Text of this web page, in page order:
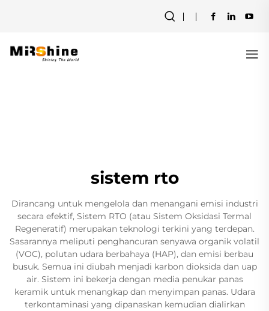
sistem rto
Dirancang untuk mengelola dan menangani emisi industri
secara efektif, Sistem RTO (atau Sistem Oksidasi Termal
Regeneratif) merupakan teknologi terkini yang terdepan.
Sasarannya meliputi penghancuran senyawa organik volatil
(VOC), polutan udara berbahaya (HAP), dan emisi berbau
busuk. Semua ini diubah menjadi karbon dioksida dan uap
air. Sistem ini bekerja dengan media penukar panas
keramik untuk menangkap dan menyimpan panas. Udara
terkontaminasi yang dipanaskan kemudian dialirkan